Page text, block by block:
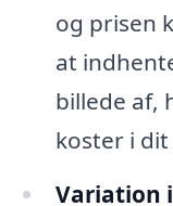
og prisen
at
billede af,
koster i
Variation